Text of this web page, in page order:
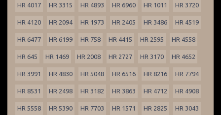
HR 4017 HR 3315 HR 4893 HR 6960 HR 1011 HR 3720
HR 4120 HR 2094 HR 1973 HR 2405 HR 3486 HR 4519
HR 6477 HR 6199 HR 758 HR 4415 HR 2595 HR 4558
HR 645 HR 1469 HR 2008 HR 2727 HR 3170 HR 4652
HR 3991 HR 4830 HR 5048 HR 6516 HR 8216 HR 7794
HR 8531 HR 2498 HR 3182 HR 3863 HR 4712 HR 4908
HR 5558 HR 5390 HR 7703 HR 1571 HR 2825 HR 3043